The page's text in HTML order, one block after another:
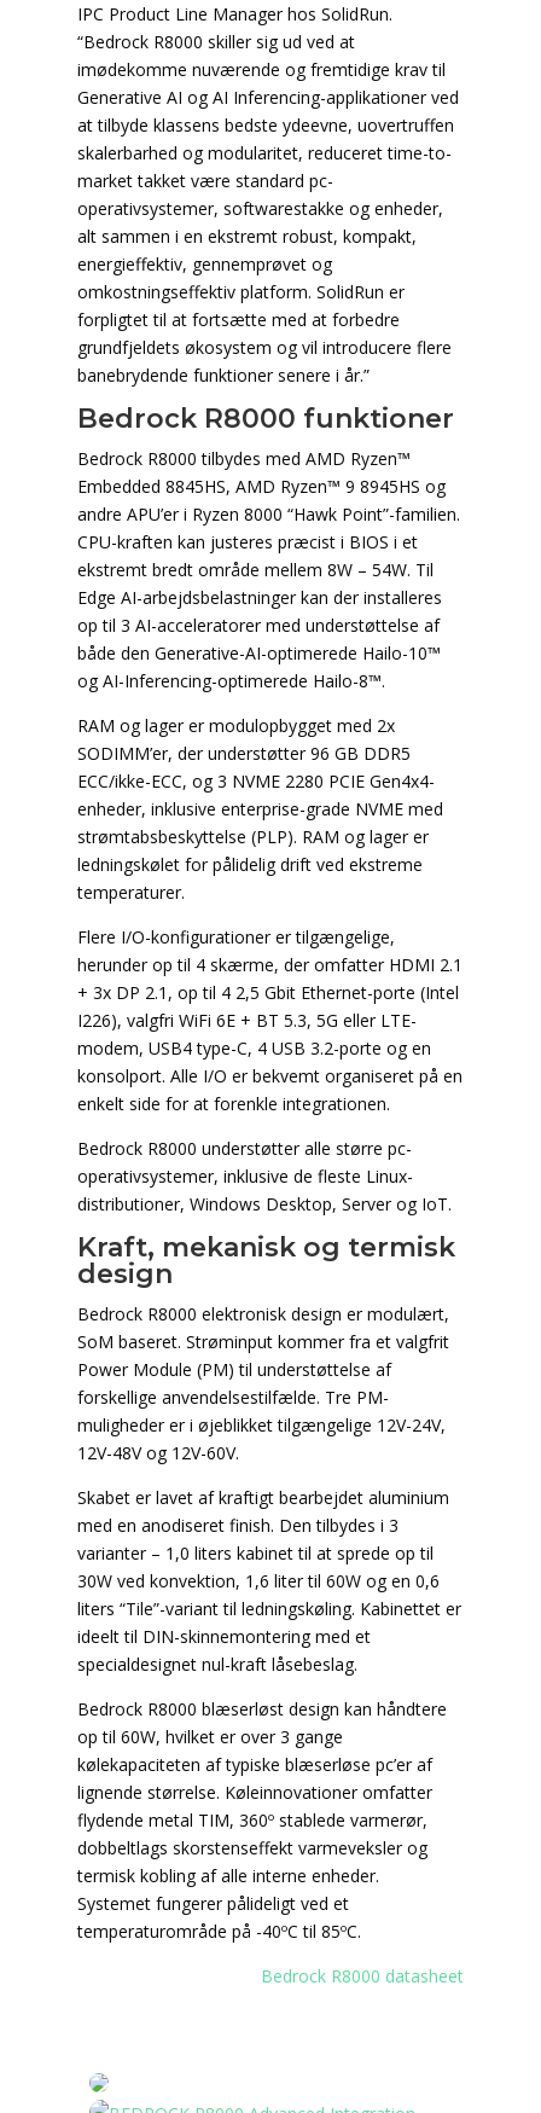
IPC Product Line Manager hos SolidRun.
“Bedrock R8000 skiller sig ud ved at
imødekomme nuværende og fremtidige krav til
Generative AI og AI Inferencing-applikationer ved
at tilbyde klassens bedste ydeevne, uovertruffen
skalerbarhed og modularitet, reduceret time-to-
market takket være standard pc-
operativsystemer, softwarestakke og enheder,
alt sammen i en ekstremt robust, kompakt,
energieffektiv, gennemprøvet og
omkostningseffektiv platform. SolidRun er
forpligtet til at fortsætte med at forbedre
grundfjeldets økosystem og vil introducere flere
banebrydende funktioner senere i år.”
Bedrock R8000 funktioner
Bedrock R8000 tilbydes med AMD Ryzen™
Embedded 8845HS, AMD Ryzen™ 9 8945HS og
andre APU’er i Ryzen 8000 “Hawk Point”-familien.
CPU-kraften kan justeres præcist i BIOS i et
ekstremt bredt område mellem 8W – 54W. Til
Edge AI-arbejdsbelastninger kan der installeres
op til 3 AI-acceleratorer med understøttelse af
både den Generative-AI-optimerede Hailo-10™
og AI-Inferencing-optimerede Hailo-8™.
RAM og lager er modulopbygget med 2x
SODIMM’er, der understøtter 96 GB DDR5
ECC/ikke-ECC, og 3 NVME 2280 PCIE Gen4x4-
enheder, inklusive enterprise-grade NVME med
strømtabsbeskyttelse (PLP). RAM og lager er
ledningskølet for pålidelig drift ved ekstreme
temperaturer.
Flere I/O-konfigurationer er tilgængelige,
herunder op til 4 skærme, der omfatter HDMI 2.1
+ 3x DP 2.1, op til 4 2,5 Gbit Ethernet-porte (Intel
I226), valgfri WiFi 6E + BT 5.3, 5G eller LTE-
modem, USB4 type-C, 4 USB 3.2-porte og en
konsolport. Alle I/O er bekvemt organiseret på en
enkelt side for at forenkle integrationen.
Bedrock R8000 understøtter alle større pc-
operativsystemer, inklusive de fleste Linux-
distributioner, Windows Desktop, Server og IoT.
Kraft, mekanisk og termisk
design
Bedrock R8000 elektronisk design er modulært,
SoM baseret. Strøminput kommer fra et valgfrit
Power Module (PM) til understøttelse af
forskellige anvendelsestilfælde. Tre PM-
muligheder er i øjeblikket tilgængelige 12V-24V,
12V-48V og 12V-60V.
Skabet er lavet af kraftigt bearbejdet aluminium
med en anodiseret finish. Den tilbydes i 3
varianter – 1,0 liters kabinet til at sprede op til
30W ved konvektion, 1,6 liter til 60W og en 0,6
liters “Tile”-variant til ledningskøling. Kabinettet er
ideelt til DIN-skinnemontering med et
specialdesignet nul-kraft låsebeslag.
Bedrock R8000 blæserløst design kan håndtere
op til 60W, hvilket er over 3 gange
kølekapaciteten af typiske blæserløse pc’er af
lignende størrelse. Køleinnovationer omfatter
flydende metal TIM, 360º stablede varmerør,
dobbeltlags skorstenseffekt varmeveksler og
termisk kobling af alle interne enheder.
Systemet fungerer pålideligt ved et
temperaturområde på -40ºC til 85ºC.
Bedrock R8000 datasheet